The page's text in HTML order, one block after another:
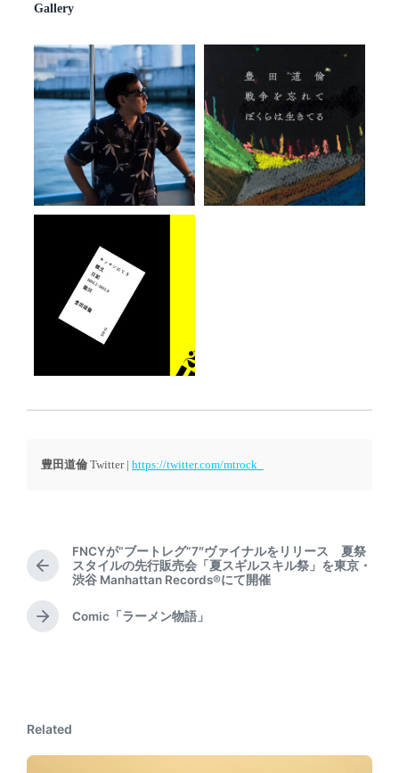
Gallery
豊田道倫 Twitter | https://twitter.com/mtrock_
P
e
v
o
s
FNCYが“ブートレグ”7″ヴァイナルをリリース 夏祭
スタイルの先行販売会「夏スギルスキル祭」を東京・
渋谷 Manhattan Records®にて開催
N
s
Comic「ラーメン物語」
Related